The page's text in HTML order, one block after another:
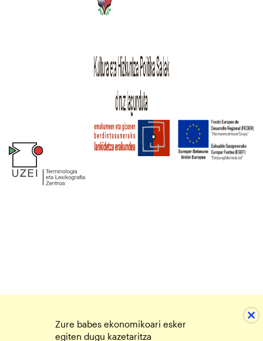
Zure babes ekonomikoari esker
egiten dugu kazetaritza